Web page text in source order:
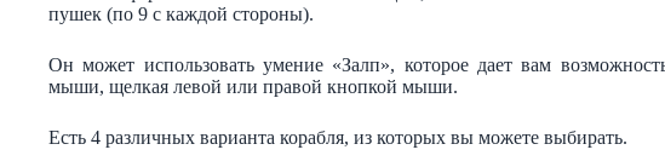
пушек (по 9 с каждой стороны).
Он может использовать умение «Залп», которое дает вам
мыши, щелкая левой или правой кнопкой мыши.
Есть 4 различных варианта корабля, из которых вы можете выбирать.